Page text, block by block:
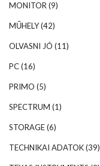
MONITOR(9)
MŰHELY(42)
OLVASNI JÓ (11)
PC(16)
PRIMO (5)
SPECTRUM (1)
STORAGE(6)
TECHNIKAI ADATOK(39)